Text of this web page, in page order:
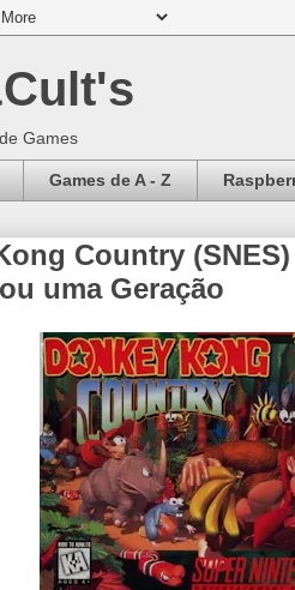
Games
Games de A - Z
Country
uma Geração